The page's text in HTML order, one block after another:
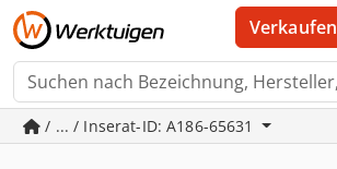
Verkaufen
/ ... / Inserat-ID: A186-65631